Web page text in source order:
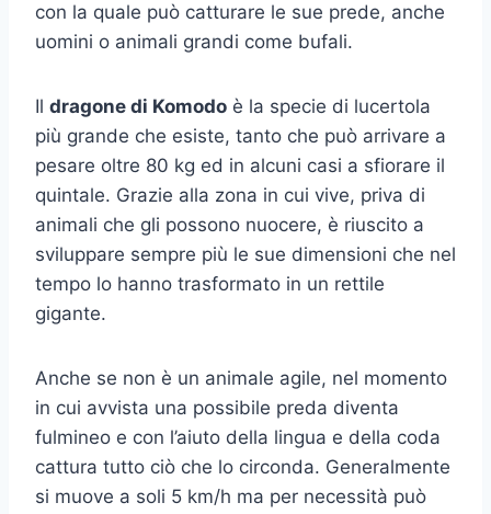
con la quale può catturare le sue prede, anche
uomini o animali grandi come bufali.
Il dragone di Komodo è la specie di lucertola
più grande che esiste, tanto che può arrivare a
pesare oltre 80 kg ed in alcuni casi a sfiorare il
quintale. Grazie alla zona in cui vive, priva di
animali che gli possono nuocere, è riuscito a
sviluppare sempre più le sue dimensioni che nel
tempo lo hanno trasformato in un rettile
gigante.
Anche se non è un animale agile, nel momento
in cui avvista una possibile preda diventa
fulmineo e con l’aiuto della lingua e della coda
cattura tutto ciò che lo circonda. Generalmente
si muove a soli 5 km/h ma per necessità può